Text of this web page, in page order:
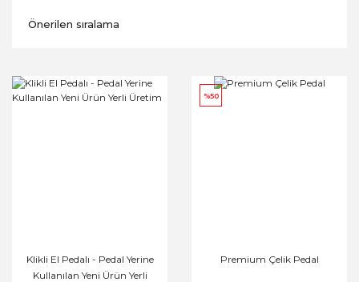
Klikli El Pedalı - Pedal Yerine
Kullanılan Yeni Ürün Yerli
%50
Premium Çelik Pedal